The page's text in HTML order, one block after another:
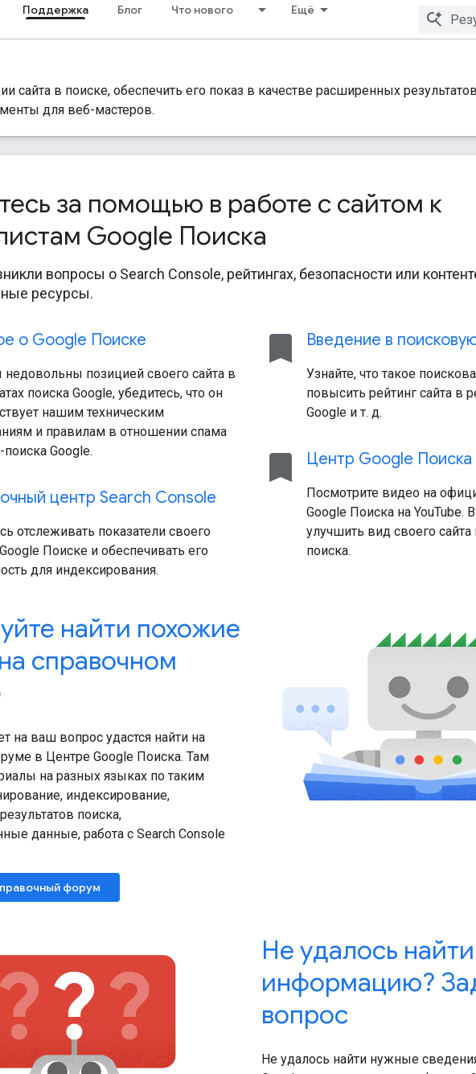
Поддержка Блог Что нового Ещё
сайта в поиске, обеспечить его показ в качестве расширенных
для веб-мастеров.
за помощью в работе с сайтом к
Google Поиска
вопросы о Search Console, рейтингах, безопасности или
ресурсы.
о Google Поиске
недовольны позицией своего сайта в
поиска Google, убедитесь, что он
нашим техническим
и правилам в отношении спама
Google.
центр Search Console
отслеживать показатели своего
Поиске и обеспечивать его
для индексирования.
bookmark Введение в
Узнайте, что такое
повысить рейтинг сайта в
Google и т. д.
bookmark Центр Google Поиска
Посмотрите видео на
Google Поиска на YouTube.
улучшить вид своего сайта
поиска.
найти похожие
справочном
на ваш вопрос удастся найти на
в Центре Google Поиска. Там
на разных языках по таким
индексирование,
поиска,
данные, работа с Search Console
форум
Не удалось
информацию?
вопрос
Не удалось найти нужные